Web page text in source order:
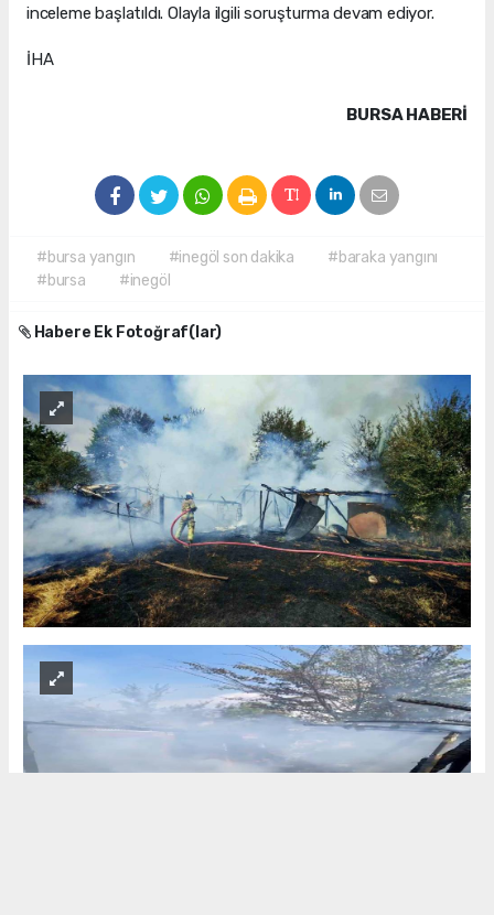
inceleme başlatıldı. Olayla ilgili soruşturma devam ediyor.
İHA
BURSA HABERİ
#bursa yangın #inegöl son dakika
#baraka yangını
#bursa
#inegöl
Habere Ek Fotoğraf(lar)